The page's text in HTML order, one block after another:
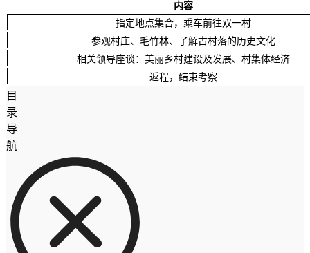
内容
指定地点集合，乘车前往双一村
参观村庄、毛竹林、了解古村落的历史文化
相关领导座谈：美丽乡村建设及发展、村集体经济
返程，结束考察
目
录
导
航